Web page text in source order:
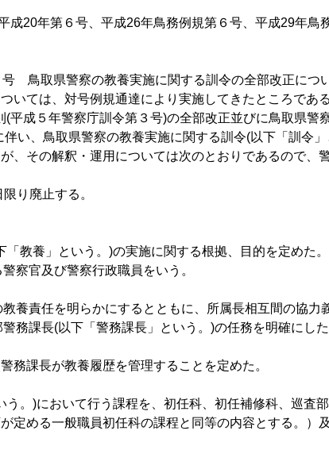
成20年第６号、平成26年鳥務例規第６号、平成29年鳥
鳥取県警察の教養実施に関する訓令の全部改正につ
いては、対号例規通達により実施してきたところであ
平成５年警察庁訓令第３号)の全部改正並びに鳥取県警
い、鳥取県警察の教養実施に関する訓令(以下「訓令
、その解釈・運用については次のとおりであるので、
り廃止する。
教養」という。)の実施に関する根拠、目的を定めた。
察官及び警察行政職員をいう。
養責任を明らかにするとともに、所属長相互間の協力
務課長(以下「警務課長」という。)の任務を明確にした
務課長が教養履歴を管理することを定めた。
。)において行う課程を、初任科、初任補修科、巡査
定める一般職員初任科の課程と同等の内容とする。）